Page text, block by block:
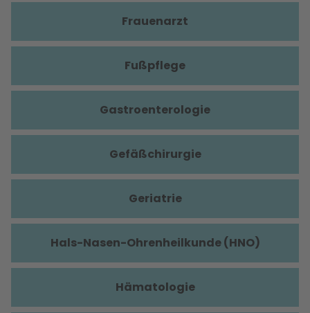
Frauenarzt
Fußpflege
Gastroenterologie
Gefäßchirurgie
Geriatrie
Hals-Nasen-Ohrenheilkunde (HNO)
Hämatologie